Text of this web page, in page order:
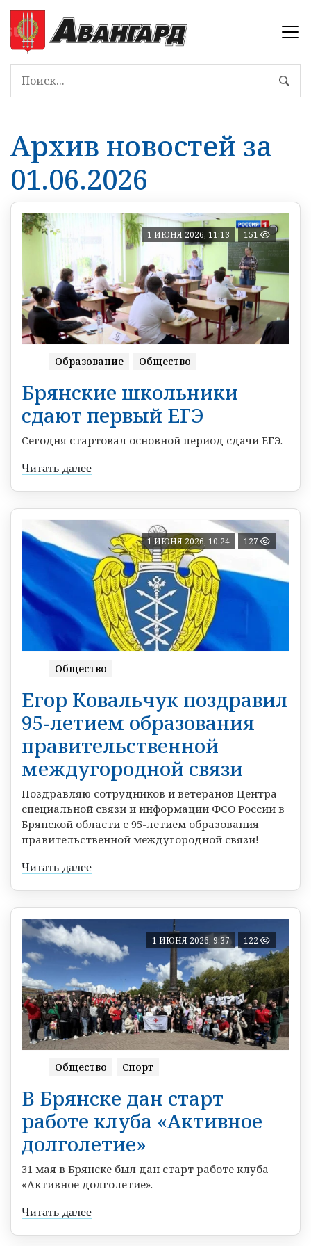
Архив новостей за
01.06.2026
1 ИЮНЯ 2026, 11:13 151
Образование Общество
Брянские школьники
сдают первый ЕГЭ
Сегодня стартовал основной период сдачи ЕГЭ.
Читать далее
1 ИЮНЯ 2026, 10:24 127
Общество
Егор Ковальчук поздравил
95-летием образования
правительственной
междугородной связи
Поздравляю сотрудников и ветеранов Центра
специальной связи и информации ФСО России в
Брянской области с 95-летием образования
правительственной междугородной связи!
Читать далее
1 ИЮНЯ 2026, 9:37 122
Общество Спорт
В Брянске дан старт
работе клуба «Активное
долголетие»
️31 мая в Брянске был дан старт работе клуба
«Активное долголетие».
Читать далее